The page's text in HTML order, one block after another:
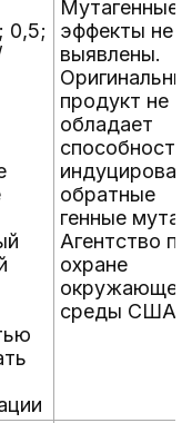
0,5;
Мутагенные
эффекты не
выявлены.
продукт не
обладает
обратные
генные
Агентство по
охране
окружающей
среды США